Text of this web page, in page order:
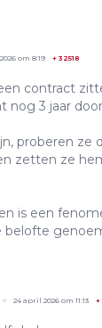
om 8:19 + 32518
contract
nog 3 jaar
proberen
zetten ze
is een
belofte
24 april 2026 om 11:13 +